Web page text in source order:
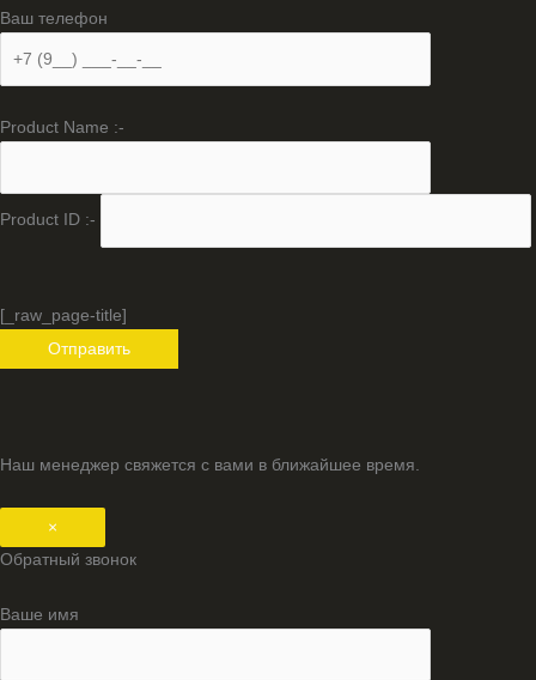
Ваш телефон
Product Name :-
Product ID :-
[_raw_page-title]
Наш менеджер свяжется с вами в ближайшее время.
×
Обратный звонок
Ваше имя